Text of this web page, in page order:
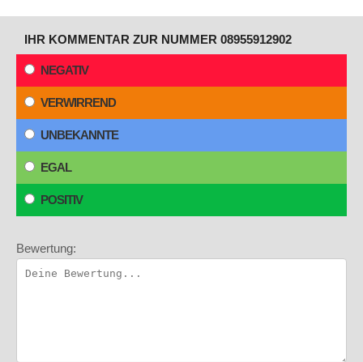
IHR KOMMENTAR ZUR NUMMER 08955912902
NEGATIV
VERWIRREND
UNBEKANNTE
EGAL
POSITIV
Bewertung: